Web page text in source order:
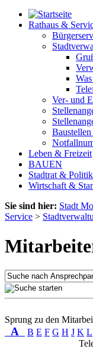
Rathaus &
Ver- und
Leben & Freizeit
BAUEN
Stadtrat & Politik
Wirtschaft &
Sie sind hier: Stadt
Service >
Sprung zu den
A B E F G H J K L